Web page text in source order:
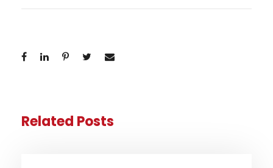
Related Posts